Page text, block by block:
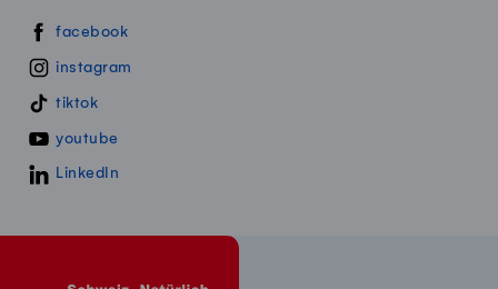
Swissmillk auf Social Media
facebook
instagram
tiktok
youtube
LinkedIn